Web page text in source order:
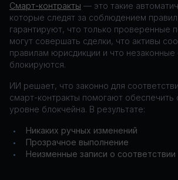
Смарт-контракты — это такие
которые следят за соблюдением
гарантируют, что только проверенные
могут совершать сделки, что активы
правилам юрисдикции и что незаконные
блокируются.
ИИ решает, что законно для
смарт-контракты помогают обеспечить
уровне блокчейна. В результате:
• Никаких ручных изменений
• Прозрачное выполнение
• Неизменные записи о соответствии